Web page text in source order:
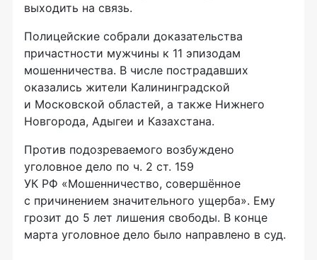
выходить на связь.
Полицейские собрали доказательства
причастности мужчины к 11 эпизодам
мошенничества. В числе пострадавших
оказались жители Калининградской
и Московской областей, а также Нижнего
Новгорода, Адыгеи и Казахстана.
Против подозреваемого возбуждено
уголовное дело по ч. 2 ст. 159
УК РФ «Мошенничество, совершённое
с причинением значительного ущерба». Ему
грозит до 5 лет лишения свободы. В конце
марта уголовное дело было направлено в суд.